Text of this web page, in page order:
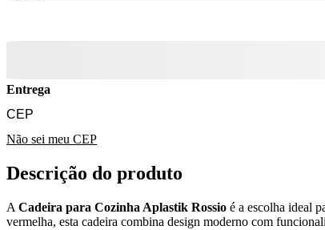
Entrega
Não sei meu CEP
Descrição do produto
A Cadeira para Cozinha Aplastik Rossio é a escolha ideal
vermelha, esta cadeira combina design moderno com